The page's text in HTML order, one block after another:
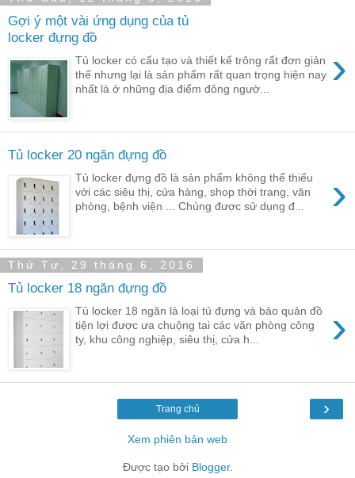
Gợi ý một vài ứng dụng của tủ
locker đựng đồ
›
Tủ locker có cấu tạo và thiết kế trông rất đơn giản
thế nhưng lại là sản phẩm rất quan trọng hiện nay
nhất là ở những địa điểm đông ngườ...
Tủ locker 20 ngăn đựng đồ
›
Tủ locker đựng đồ là sản phẩm không thể thiếu
với các siêu thị, cửa hàng, shop thời trang, văn
phòng, bệnh viện ... Chúng được sử dụng đ...
Thứ Tư, 29 tháng 6, 2016
Tủ locker 18 ngăn đựng đồ
›
Tủ locker 18 ngăn là loại tủ đựng và bảo quản đồ
tiện lợi được ưa chuộng tại các văn phòng công
ty, khu công nghiệp, siêu thị, cửa h...
›
Trang chủ
Xem phiên bản web
Được tạo bởi Blogger.